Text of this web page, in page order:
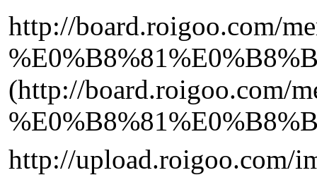
http://board.roigoo.com/
(http://board.roigoo.com/
http://